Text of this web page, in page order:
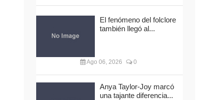
El fenómeno del folclore
también llegó al...
Ago 06, 2026 0
Anya Taylor-Joy marcó
una tajante diferencia...